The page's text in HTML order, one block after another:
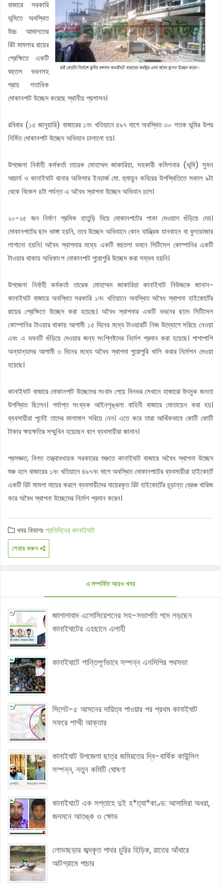
বাজারে সরকারি
ভূমিতে অবস্থিত
উচ্চ আদালতের
রিট মামলার রায়ের
প্রেক্ষিতে একটি
বহুতল ভবনসহ
প্রায় শতাধিক
দোকানপাট উচ্ছেদ করেছে স্থানীয় প্রশাসন।
রবিবার (১৫ জানুয়ারি) বাজারের ১নং খতিয়ানে ৪৯৭ দাগে অবস্থিত ৩০ শতক ভূমির উপর
নির্মিত দোকানপাট উচ্ছেদ অভিযান চালানো হয়।
উপজেলা নির্বাহী কর্মকর্তা তারেক মোহাম্মদ জাকারিয়া, সহকারী কমিশনার (ভূমি) সুমন
আচার্য ও কানাইঘাট থানার অফিসার ইনচার্জ মো. হুমায়ুন কবিরের উপস্থিতিতে সকাল ৯টা
থেকে বিকেল ৪টা পর্যন্ত এ অবৈধ স্থাপনা উচ্ছেদ অভিযান চলে।
২০-২৫ জন নির্মাণ শ্রমিক হাতুড়ি দিয়ে দোকানপাটের পাকা দেওয়াল গুঁড়িয়ে দেয়।
দোকানপাটের ছাদ ভাঙ্গা হয়নি, তবে উচ্ছেদ অভিযানে কোন যান্ত্রিক যানবাহন বা বুলডোজার
লাগানো হয়নি। অবৈধ স্থাপনার মধ্যে একটি বহুতলা ভবনে সিটিসেল কোম্পানির একটি
টাওয়ার থাকায় অধিকাংশ দোকানপাট পুরোপুরি উচ্ছেদ করা সম্ভব হয়নি।
উপজেলা নির্বাহী কর্মকর্তা তারেক মোহাম্মদ জাকারিয়া কানাইঘাট নিউজকে জানান-
কানাইঘাট বাজারে অবস্থিত সরকারি ১নং খতিয়ানে অবস্থিত অবৈধ স্থাপনা হাইকোর্টের
রায়ের প্রেক্ষিতে উচ্ছেদ করা হয়েছে। অবৈধ স্থাপনার একটি ভবনের ছাদে সিটিসেল
কোম্পানির টাওয়ার থাকায় আগামী ১৫ দিনের মধ্যে টাওয়ারটি নিজ উদ্যোগে সরিয়ে নেওয়া
এবং এ ভবনটি গুঁড়িয়ে দেওয়ার জন্য সংশ্লিষ্টদের নির্দেশ প্রদান করা হয়েছে। পাশাপাশি
অন্যান্যদের আগামী ৩ দিনের মধ্যে অবৈধ স্থাপনা পুরোপুরি খালি করার নির্দেশন দেওয়া
হয়েছে।
কানাইঘাট বাজারে দোকানপাট উচ্ছেদের সংবাদ পেয়ে দিনভর সেখানে হাজারো উৎসুক জনতা
উপস্থিত ছিলেন। পর্যাপ্ত সংখ্যক আইনশৃঙ্খলা বাহিনী বাজারে মোতায়েন করা হয়।
ব্যবসায়ীরা পূর্বেই তাদের মালামাল সরিয়ে নেন। এতে করে তারা আর্থিকভাবে কোটি কোটি
টাকার ক্ষয়ক্ষতির সম্মুখিন হয়েছেন বলে ব্যবসায়ীরা জানান।
প্রসজ্ঞত, বিগত তত্ত্বাবধায়ক সরকারের শুরুতে কানাইঘাট বাজারে অবৈধ স্থাপনা উচ্ছেদ
শুরু হলে বাজারের ১নং খতিয়ানে ৪৯৭নং দাগে অবস্থিত দোকানপাটের ব্যবসায়ীরা হাইকোর্টে
একটি রিট মামলা দায়ের করলে ব্যবসায়ীদের দায়েরকৃত রিট হাইকোর্টের চূড়ান্ত ব্রেঞ্চ খারিজ
করে অবৈধ স্থাপনা উচ্ছেদের নির্দেশ প্রদান করেন।
খবর বিভাগঃপ্রতিদিনের কানাইঘাট
শেয়ার করুন
এ সম্পর্কিত আরও খবর
জালালাবাদ এসোসিয়েশনের সহ-সভাপতি পদে লড়ছেন
কানাইঘাটের এহছানে এলাহী
কানাইঘাটে শান্তিপূর্ণভাবে সম্পন্ন এনসিপির পথসভা
সিলেট-৫ আসনের দায়িত্ব পাওয়ার পর প্রথম কানাইঘাট
সফরে শাম্মী আক্তার
কানাইঘাট উপজেলা ছাত্র জমিয়তের দ্বি-বার্ষিক কাউন্সিল
সম্পন্ন, নতুন কমিটি ঘোষণা
কানাইঘাটে এক সপ্তাহে দুই হ*ত্যা*কাণ্ড: আসামিরা অধরা,
জনমনে আতঙ্ক ও ক্ষোভ
লোভাছড়ার জব্দকৃত পাথর চুরির হিড়িক, রাতের আঁধারে
আটগ্রামে পাচার